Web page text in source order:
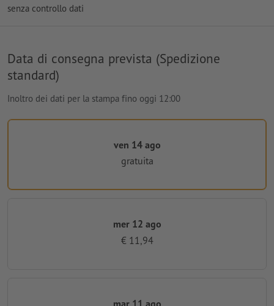
senza controllo dati
Data di consegna prevista (Spedizione
standard)
Inoltro dei dati per la stampa fino oggi 12:00
ven 14 ago
gratuita
mer 12 ago
€ 11,94
mar 11 ago